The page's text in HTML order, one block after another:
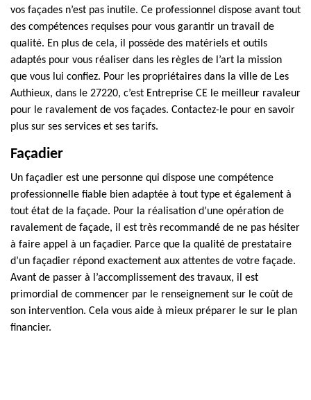
vos façades n’est pas inutile. Ce professionnel dispose avant tout
des compétences requises pour vous garantir un travail de
qualité. En plus de cela, il possède des matériels et outils
adaptés pour vous réaliser dans les règles de l’art la mission
que vous lui confiez. Pour les propriétaires dans la ville de Les
Authieux, dans le 27220, c’est Entreprise CE le meilleur ravaleur
pour le ravalement de vos façades. Contactez-le pour en savoir
plus sur ses services et ses tarifs.
Façadier
Un façadier est une personne qui dispose une compétence
professionnelle fiable bien adaptée à tout type et également à
tout état de la façade. Pour la réalisation d’une opération de
ravalement de façade, il est très recommandé de ne pas hésiter
à faire appel à un façadier. Parce que la qualité de prestataire
d’un façadier répond exactement aux attentes de votre façade.
Avant de passer à l’accomplissement des travaux, il est
primordial de commencer par le renseignement sur le coût de
son intervention. Cela vous aide à mieux préparer le sur le plan
financier.